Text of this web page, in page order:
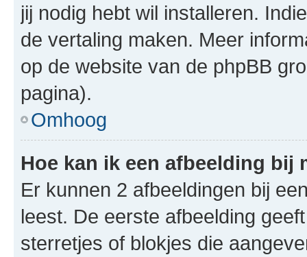
jij nodig hebt wil installeren.
de vertaling maken. Meer
op de website van de phpBB
pagina).
Omhoog
Hoe kan ik een afbeelding bij
Er kunnen 2 afbeeldingen bij
leest. De eerste afbeelding
sterretjes of blokjes die